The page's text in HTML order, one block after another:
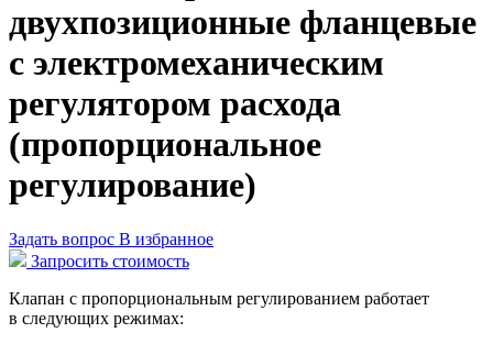
двухпозиционные фланцевые
с электромеханическим
регулятором расхода
(пропорциональное
регулирование)
Задать вопрос В избранное
Запросить стоимость
Клапан с пропорциональным регулированием работает
в следующих режимах: